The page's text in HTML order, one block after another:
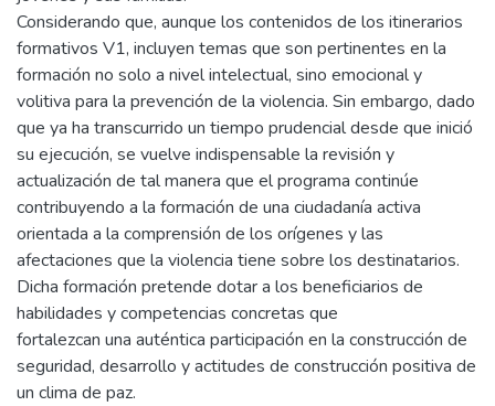
Considerando que, aunque los contenidos de los itinerarios
formativos V1, incluyen temas que son pertinentes en la
formación no solo a nivel intelectual, sino emocional y
volitiva para la prevención de la violencia. Sin embargo, dado
que ya ha transcurrido un tiempo prudencial desde que inició
su ejecución, se vuelve indispensable la revisión y
actualización de tal manera que el programa continúe
contribuyendo a la formación de una ciudadanía activa
orientada a la comprensión de los orígenes y las
afectaciones que la violencia tiene sobre los destinatarios.
Dicha formación pretende dotar a los beneficiarios de
habilidades y competencias concretas que
fortalezcan una auténtica participación en la construcción de
seguridad, desarrollo y actitudes de construcción positiva de
un clima de paz.